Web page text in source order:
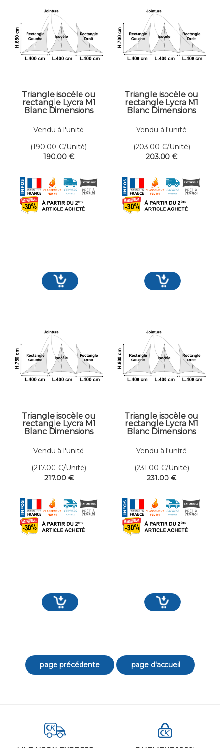
Triangle isocèle ou
rectangle Lycra M1
Blanc Dimensions
Vendu à l'unité
(190.00 €/Unité)
190.00 €
Triangle isocèle ou
rectangle Lycra M1
Blanc Dimensions
Vendu à l'unité
(203.00 €/Unité)
203.00 €
Triangle isocèle ou
rectangle Lycra M1
Blanc Dimensions
Vendu à l'unité
(217.00 €/Unité)
217.00 €
Triangle isocèle ou
rectangle Lycra M1
Blanc Dimensions
Vendu à l'unité
(231.00 €/Unité)
231 .00 €